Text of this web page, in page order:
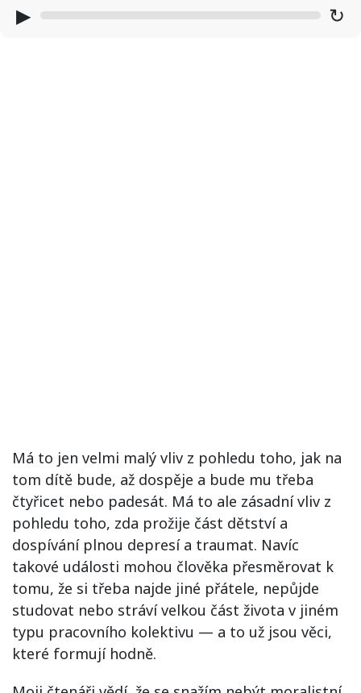
▶ ↻
Má to jen velmi malý vliv z pohledu toho, jak na
tom dítě bude, až dospěje a bude mu třeba
čtyřicet nebo padesát. Má to ale zásadní vliv z
pohledu toho, zda prožije část dětství a
dospívání plnou depresí a traumat. Navíc
takové události mohou člověka přesměrovat k
tomu, že si třeba najde jiné přátele, nepůjde
studovat nebo stráví velkou část života v jiném
typu pracovního kolektivu — a to už jsou věci,
které formují hodně.